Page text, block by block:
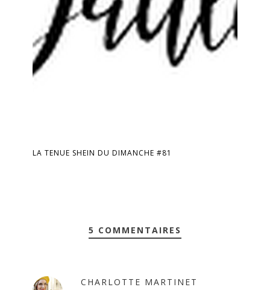
LA TENUE SHEIN DU DIMANCHE #81
5 COMMENTAIRES
CHARLOTTE MARTINET